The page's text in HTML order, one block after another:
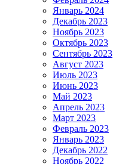
Январь 2024
Декабрь 2023
Ноябрь 2023
Октябрь 2023
Сентябрь 2023
Август 2023
Июль 2023
Июнь 2023
Май 2023
Апрель 2023
Март 2023
Февраль 2023
Январь 2023
Декабрь 2022
Ноябрь 2022